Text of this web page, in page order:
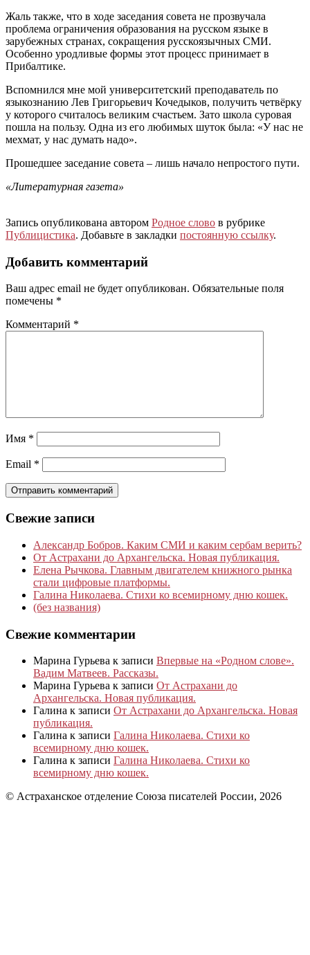
Жаль также, что в ходе заседания совета не прозвучала
проблема ограничения образования на русском языке в
зарубежных странах, сокращения русскоязычных СМИ.
Особенно уродливые формы этот процесс принимает в
Прибалтике.
Вспомнился мне мой университетский преподаватель по
языкознанию Лев Григорьевич Кочедыков, получить четвёрку
у которого считалось великим счастьем. Зато школа суровая
пошла на пользу. Одна из его любимых шуток была: «У нас не
мехмат, у нас думать надо».
Прошедшее заседание совета – лишь начало непростого пути.
«Литературная газета»
Запись опубликована автором Родное слово в рубрике
Публицистика. Добавьте в закладки постоянную ссылку.
Добавить комментарий
Ваш адрес email не будет опубликован. Обязательные поля
помечены *
Комментарий *
Имя *
Email *
Свежие записи
Александр Бобров. Каким СМИ и каким сербам верить?
От Астрахани до Архангельска. Новая публикация.
Елена Рычкова. Главным двигателем книжного рынка
стали цифровые платформы.
Галина Николаева. Стихи ко всемирному дню кошек.
(без названия)
Свежие комментарии
Марина Гурьева к записи Впервые на «Родном слове».
Вадим Матвеев. Рассказы.
Марина Гурьева к записи От Астрахани до
Архангельска. Новая публикация.
Галина к записи От Астрахани до Архангельска. Новая
публикация.
Галина к записи Галина Николаева. Стихи ко
всемирному дню кошек.
Галина к записи Галина Николаева. Стихи ко
всемирному дню кошек.
© Астраханское отделение Союза писателей России, 2026